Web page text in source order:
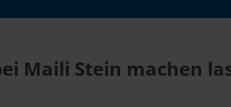
Maili Stein machen